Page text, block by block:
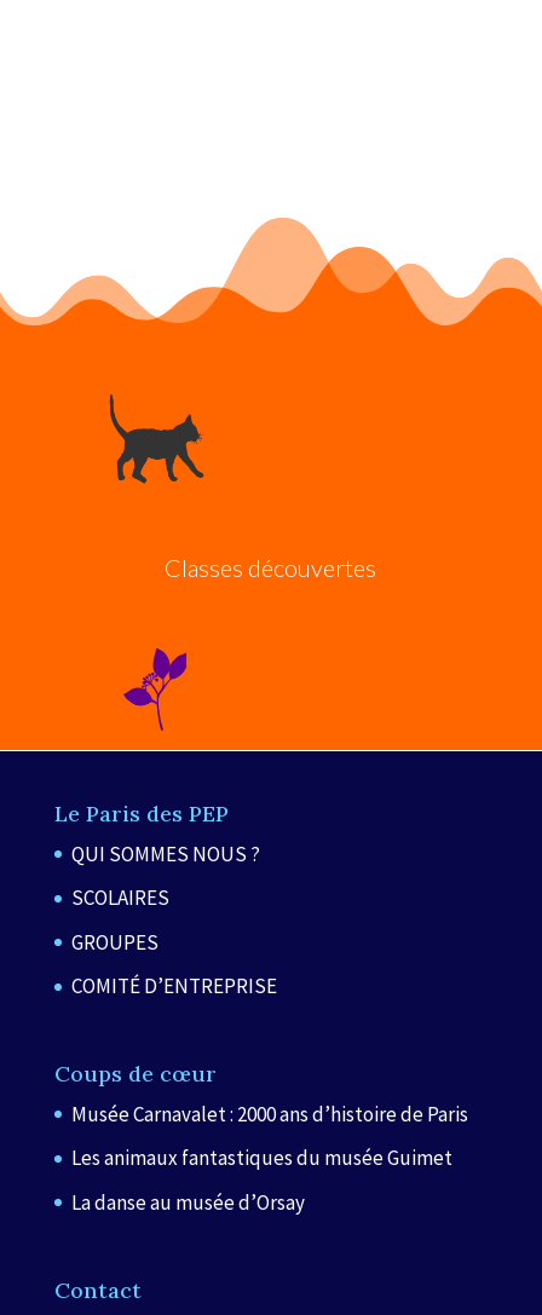
Classes découvertes
Le Paris des PEP
QUI SOMMES NOUS ?
SCOLAIRES
GROUPES
COMITÉ D’ENTREPRISE
Coups de cœur
Musée Carnavalet : 2000 ans d’histoire de Paris
Les animaux fantastiques du musée Guimet
La danse au musée d’Orsay
Contact